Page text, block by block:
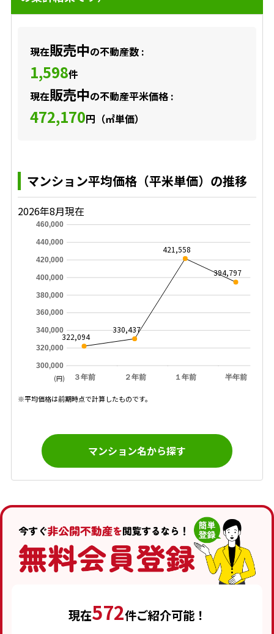
現在販売中の不動産数 :
1,598件
現在販売中の不動産平米価格 :
472,170円（㎡単価）
マンション平均価格（平米単価）の推移
2026年8月現在
３年前 ２年前 １年前 半年前
300,000
320,000
340,000
360,000
380,000
400,000
420,000
440,000
460,000
322,094
330,437
421,558
394,797
(円)
※平均価格は前期時点で計算したものです。
マンション名から探す
現在572件ご紹介可能！